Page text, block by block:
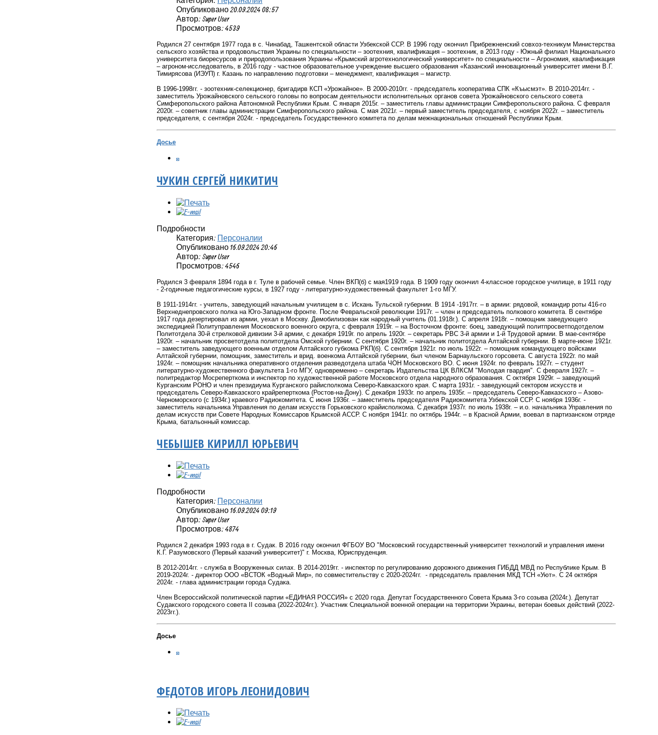
Опубликовано 20.09.2024 08:57
Автор: Super User
Просмотров: 4539
Родился 27 сентября 1977 года в с. Чинабад, Ташкентской области Узбекской ССР. В 1996 году окончил Прибрежненский совхоз-техникум Министерства
сельского хозяйства и продовольствия Украины по специальности – зоотехния, квалификация – зоотехник, в 2013 году - Южный филиал Национального
университета биоресурсов и природопользования Украины «Крымский агротехнологический университет» по специальности – Агрономия, квалификация
– агроном-исследователь, в 2016 году - частное образовательное учреждение высшего образования «Казанский инновационный университет имени В.Г.
Тимирясова (ИЭУП) г. Казань по направлению подготовки – менеджмент, квалификация – магистр.
В 1996-1998гг. - зоотехник-селекционер, бригадирв КСП «Урожайное». В 2000-2010гг. - председатель кооператива СПК «Къысмэт». В 2010-2014гг. -
заместитель Урожайновского сельского головы по вопросам деятельности исполнительных органов совета Урожайновского сельского совета
Симферопольского района Автономной Республики Крым. С января 2015г. – заместитель главы администрации Симферопольского района. С февраля
2020г. – советник главы администрации Симферопольского района. С мая 2021г. – первый заместитель председателя, с ноября 2022г. – заместитель
председателя, с сентября 2024г. - председатель Государственного комитета по делам межнациональных отношений Республики Крым.
Досье
ЧУКИН СЕРГЕЙ НИКИТИЧ
Подробности
Категория: Персоналии
Опубликовано 16.09.2024 20:46
Автор: Super User
Просмотров: 4546
Родился 3 февраля 1894 года в г. Туле в рабочей семье. Член ВКП(б) с мая1919 года. В 1909 году окончил 4-классное городское училище, в 1911 году
- 2-годичные педагогические курсы, в 1927 году - литературно-художественный факультет 1-го МГУ.
В 1911-1914гг. - учитель, заведующий начальным училищем в с. Искань Тульской губернии. В 1914 -1917гг. – в армии: рядовой, командир роты 416-го
Верхнеднепровского полка на Юго-Западном фронте. После Февральской революции 1917г. – член и председатель полкового комитета. В сентябре
1917 года дезертировал из армии, уехал в Москву. Демобилизован как народный учитель (01.1918г.). С апреля 1918г. – помощник заведующего
экспедицией Политуправления Московского военного округа, с февраля 1919г. – на Восточном фронте: боец, заведующий политпросветподотделом
Политотдела 30-й стрелковой дивизии 3-й армии, с декабря 1919г. по апрель 1920г. – секретарь РВС 3-й армии и 1-й Трудовой армии. В мае-сентябре
1920г. – начальник просветотдела политотдела Омской губернии. С сентября 1920г. – начальник политотдела Алтайской губернии. В марте-июне 1921г.
– заместитель заведующего военным отделом Алтайского губкома РКП(б). С сентября 1921г. по июль 1922г. – помощник командующего войсками
Алтайской губернии, помощник, заместитель и врид. военкома Алтайской губернии, был членом Барнаульского горсовета. С августа 1922г. по май
1924г. – помощник начальника оперативного отделения разведотдела штаба ЧОН Московского ВО. С июня 1924г. по февраль 1927г. – студент
литературно-художественного факультета 1-го МГУ, одновременно – секретарь Издательства ЦК ВЛКСМ "Молодая гвардия". С февраля 1927г. –
политредактор Мосреперткома и инспектор по художественной работе Московского отдела народного образования. С октября 1929г. – заведующий
Курганским РОНО и член президиума Курганского райисполкома Северо-Кавказского края. С марта 1931г. - заведующий сектором искусств и
председатель Северо-Кавказского крайреперткома (Ростов-на-Дону). С декабря 1933г. по апрель 1935г. – председатель Северо-Кавказского – Азово-
Черноморского (с 1934г.) краевого Радиокомитета. С июня 1936г. – заместитель председателя Радиокомитета Узбекской ССР. С ноября 1936г. -
заместитель начальника Управления по делам искусств Горьковского крайисполкома. С декабря 1937г. по июль 1938г. – и.о. начальника Управления по
делам искусств при Совете Народных Комиссаров Крымской АССР. С ноября 1941г. по октябрь 1944г. – в Красной Армии, воевал в партизанском отряде
Крыма, батальонный комиссар.
ЧЕБЫШЕВ КИРИЛЛ ЮРЬЕВИЧ
Подробности
Категория: Персоналии
Опубликовано 16.09.2024 09:19
Автор: Super User
Просмотров: 4874
Родился 2 декабря 1993 года в г. Судак. В 2016 году окончил ФГБОУ ВО "Московский государственный университет технологий и управления имени
К.Г. Разумовского (Первый казачий университет)" г. Москва, Юриспруденция.
В 2012-2014гг. - служба в Вооруженных силах. В 2014-2019гг. - инспектор по регулированию дорожного движения ГИБДД МВД по Республике Крым. В
2019-2024г. - директор ООО «ВСТОК «Водный Мир», по совместительству с 2020-2024гг.
- председатель правления МКД ТСН «Уют». С 24 октября
2024г. - глава администрации города Судака.
Член Всероссийской политической партии «ЕДИНАЯ РОССИЯ» с 2020 года. Депутат Государственного Совета Крыма 3-го созыва (2024г.). Депутат
Судакского городского совета II созыва (2022-2024гг.). Участник Специальной военной операции на территории Украины, ветеран боевых действий (2022-
2023гг.).
Досье
ФЕДОТОВ ИГОРЬ ЛЕОНИДОВИЧ